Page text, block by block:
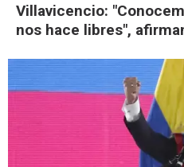
Villavicencio:
nos hace libres",